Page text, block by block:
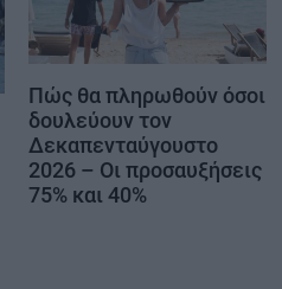
Πώς θα πληρωθούν όσοι
δουλεύουν τον
Δεκαπενταύγουστο
2026 – Οι προσαυξήσεις
75% και 40%